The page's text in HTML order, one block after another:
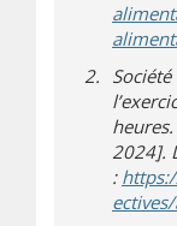
2024].
: